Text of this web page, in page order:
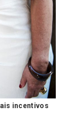
incentivos